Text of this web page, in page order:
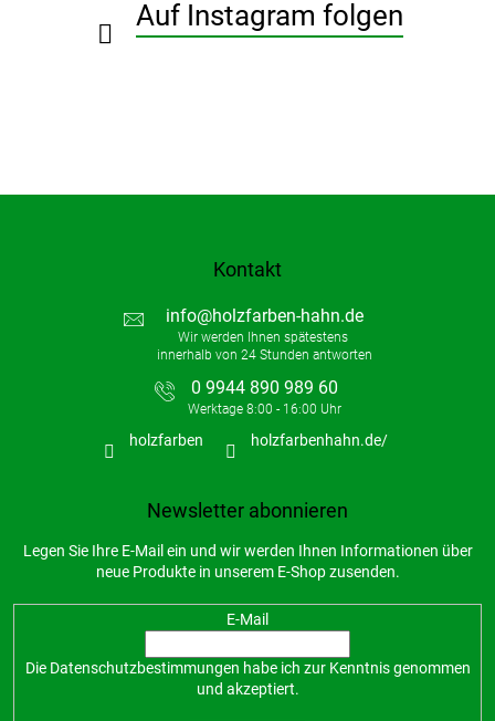
Auf Instagram folgen
Kontakt
info@holzfarben-hahn.de
0 9944 890 989 60
holzfarben holzfarbenhahn.de/
Newsletter abonnieren
Legen Sie Ihre E-Mail ein und wir werden Ihnen Informationen über
neue Produkte in unserem E-Shop zusenden.
E-Mail
Die Datenschutzbestimmungen habe ich zur Kenntnis genommen
und akzeptiert.